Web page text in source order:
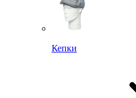
Кепки